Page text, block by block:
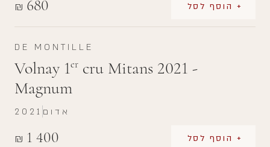
₪ 680 + הוסף לסל
DE MONTILLE
Volnay 1er cru Mitans 2021 -
Magnum
₪ 1 400 + הוסף לסל
2021 אדום